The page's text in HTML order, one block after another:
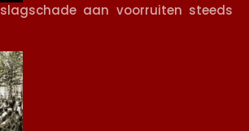
aan voorruiten steeds